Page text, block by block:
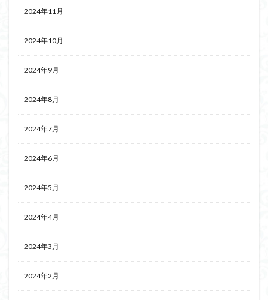
2024年11月
2024年10月
2024年9月
2024年8月
2024年7月
2024年6月
2024年5月
2024年4月
2024年3月
2024年2月